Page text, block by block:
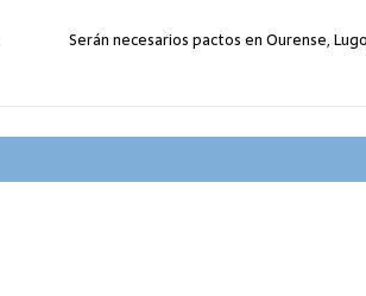
Serán necesarios pactos en Ourense,